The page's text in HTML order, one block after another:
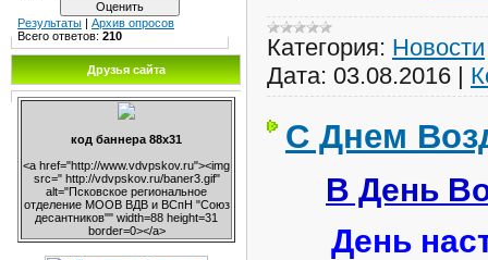
Результаты | Архив опросов
Всего ответов: 210
Друзья сайта
код баннера 88х31
<a href="http://www.vdvpskov.ru"><img
src=" http://vdvpskov.ru/baner3.gif"
alt="Псковское региональное
отделение МООВ ВДВ и ВСпН "Союз
десантников"" width=88 height=31
border=0></a>
Категория: Новости
Дата: 03.08.2016
С Днем
В День
День